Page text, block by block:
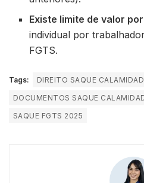
Existe limite de valor
individual por
FGTS.
Tags:
DIREITO SAQUE
DOCUMENTOS SAQUE
SAQUE FGTS 2025